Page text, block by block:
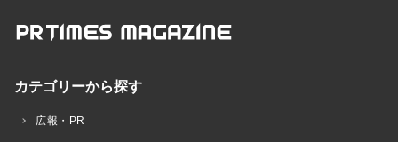
カテゴリーから探す
広報・PR